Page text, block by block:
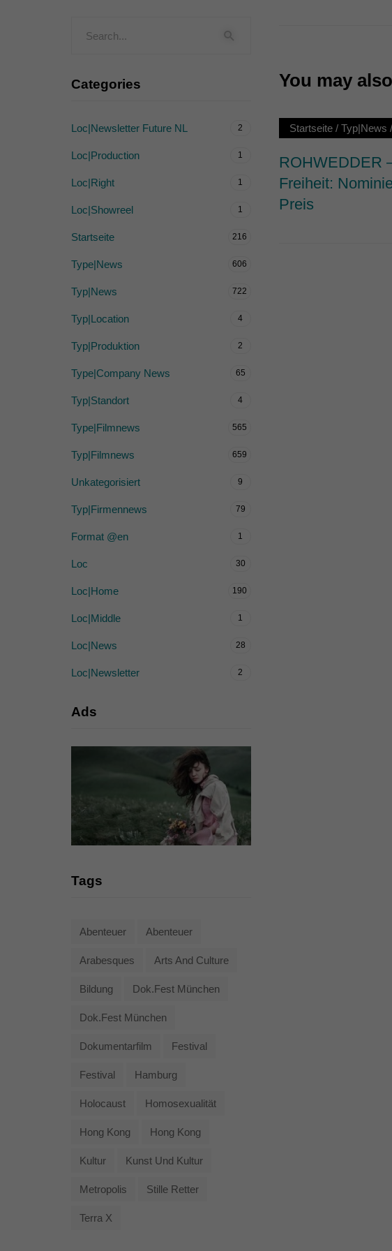
You may
Startseite/ Typ|News /
ROHWEDDER
Freiheit:
Preis
Categories
Loc|Newsletter Future NL 2
Loc|Production 1
Loc|Right 1
Loc|Showreel 1
Startseite 216
Type|News 606
Typ|News 722
Typ|Location 4
Typ|Produktion 2
Type|Company News 65
Typ|Standort 4
Type|Filmnews 565
Typ|Filmnews 659
Unkategorisiert 9
Typ|Firmennews 79
Format @en 1
Loc 30
Loc|Home 190
Loc|Middle 1
Loc|News 28
Loc|Newsletter 2
Ads
Tags
Abenteuer Abenteuer
Arabesques Arts And Culture
Bildung Dok.fest München
Dok.fest München
Dokumentarfilm Festival
Festival Hamburg
Holocaust Homosexualität
Hong Kong Hong Kong
Kultur Kunst Und Kultur
Metropolis Stille Retter
Terra X
Inhalte von Videoplattformen und Social-